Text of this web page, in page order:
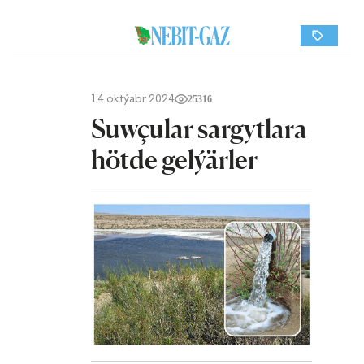
14 oktýabr 2024 25316
Suwçular sargytlara
hötde gelýärler